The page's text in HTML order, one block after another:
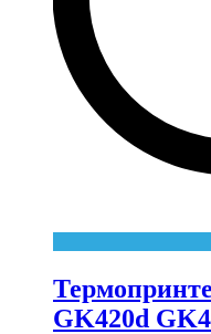
GK420d